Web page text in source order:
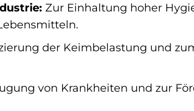
Zur Einhaltung hoher
der Keimbelastung und
von Krankheiten und zur